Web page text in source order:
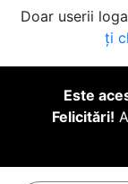
Doar userii
ți
Este
Felicitări!